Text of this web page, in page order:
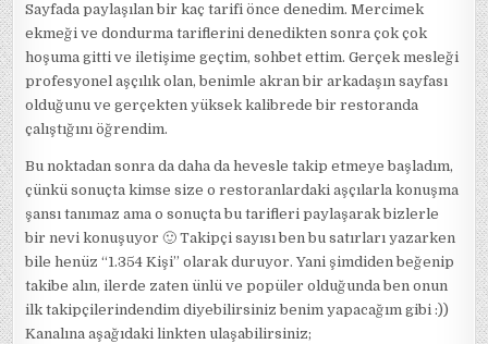
Sayfada paylaşılan bir kaç tarifi önce denedim. Mercimek
ekmeği ve dondurma tariflerini denedikten sonra çok çok
hoşuma gitti ve iletişime geçtim, sohbet ettim. Gerçek mesleği
profesyonel aşçılık olan, benimle akran bir arkadaşın sayfası
olduğunu ve gerçekten yüksek kalibrede bir restoranda
çalıştığını öğrendim.
Bu noktadan sonra da daha da hevesle takip etmeye başladım,
çünkü sonuçta kimse size o restoranlardaki aşçılarla konuşma
şansı tanımaz ama o sonuçta bu tarifleri paylaşarak bizlerle
bir nevi konuşuyor 🙂 Takipçi sayısı ben bu satırları yazarken
bile henüz “1.354 Kişi” olarak duruyor. Yani şimdiden beğenip
takibe alın, ilerde zaten ünlü ve popüler olduğunda ben onun
ilk takipçilerindendim diyebilirsiniz benim yapacağım gibi :))
Kanalına aşağıdaki linkten ulaşabilirsiniz;